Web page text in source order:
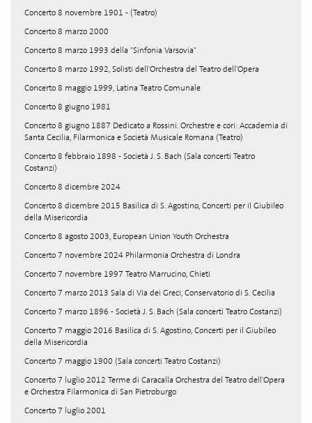
Concerto 8 novembre 1901 - (Teatro)
Concerto 8 marzo 2000
Concerto 8 marzo 1993 della "Sinfonia Varsovia"
Concerto 8 marzo 1992, Solisti dell'Orchestra del Teatro dell'Opera
Concerto 8 maggio 1999, Latina Teatro Comunale
Concerto 8 giugno 1981
Concerto 8 giugno 1887 Dedicato a Rossini. Orchestre e cori: Accademia di
Santa Cecilia, Filarmonica e Società Musicale Romana (Teatro)
Concerto 8 febbraio 1898 - Società J. S. Bach (Sala concerti Teatro
Costanzi)
Concerto 8 dicembre 2024
Concerto 8 dicembre 2015 Basilica di S. Agostino, Concerti per il Giubileo
della Misericordia
Concerto 8 agosto 2003, European Union Youth Orchestra
Concerto 7 novembre 2024 Philarmonia Orchestra di Londra
Concerto 7 novembre 1997 Teatro Marrucino, Chieti
Concerto 7 marzo 2013 Sala di Via dei Greci, Conservatorio di S. Cecilia
Concerto 7 marzo 1896 - Società J. S. Bach (Sala concerti Teatro Costanzi)
Concerto 7 maggio 2016 Basilica di S. Agostino, Concerti per il Giubileo
della Misericordia
Concerto 7 maggio 1900 (Sala concerti Teatro Costanzi)
Concerto 7 luglio 2012 Terme di Caracalla Orchestra del Teatro dell'Opera
e Orchestra Filarmonica di San Pietroburgo
Concerto 7 luglio 2001